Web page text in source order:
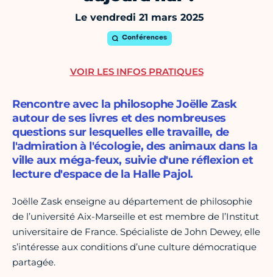
Le vendredi 21 mars 2025
Conférences
Rencontre avec la philosophe Joëlle Zask
autour de ses livres et des nombreuses
questions sur lesquelles elle travaille, de
l'admiration à l'écologie, des animaux dans la
ville aux méga-feux, suivie d'une réflexion et
lecture d'espace de la Halle Pajol.
Joëlle Zask enseigne au département de philosophie
de l’université Aix-Marseille et est membre de l’Institut
universitaire de France. Spécialiste de John Dewey, elle
s’intéresse aux conditions d’une culture démocratique
partagée.
VOIR LES INFOS PRATIQUES